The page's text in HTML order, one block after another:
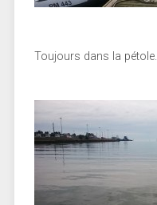
Toujours dans la pétole.